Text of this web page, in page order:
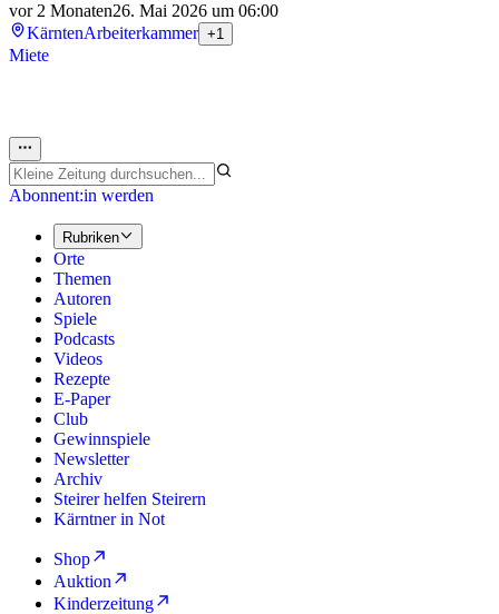
vor 2 Monaten26. Mai 2026 um 06:00
KärntenArbeiterkammer +1
Miete
Abonnent:in werden
Rubriken
Orte
Themen
Autoren
Spiele
Podcasts
Videos
Rezepte
E-Paper
Club
Gewinnspiele
Newsletter
Archiv
Steirer helfen Steirern
Kärntner in Not
Shop
Auktion
Kinderzeitung